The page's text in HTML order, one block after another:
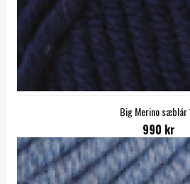
Big Merino sæblár
990 kr